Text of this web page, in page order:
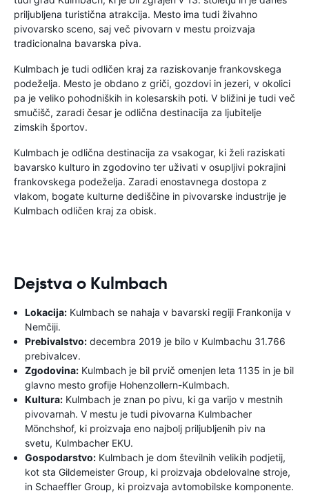
priljubljena turistična atrakcija. Mesto ima tudi živahno
pivovarsko sceno, saj več pivovarn v mestu proizvaja
tradicionalna bavarska piva.
Kulmbach je tudi odličen kraj za raziskovanje frankovskega
podeželja. Mesto je obdano z griči, gozdovi in ​​jezeri, v okolici
pa je veliko pohodniških in kolesarskih poti. V bližini je tudi več
smučišč, zaradi česar je odlična destinacija za ljubitelje
zimskih športov.
Kulmbach je odlična destinacija za vsakogar, ki želi raziskati
bavarsko kulturo in zgodovino ter uživati ​​v osupljivi pokrajini
frankovskega podeželja. Zaradi enostavnega dostopa z
vlakom, bogate kulturne dediščine in pivovarske industrije je
Kulmbach odličen kraj za obisk.
Dejstva o Kulmbach
Lokacija: Kulmbach se nahaja v bavarski regiji Frankonija v
Nemčiji.
Prebivalstvo: decembra 2019 je bilo v Kulmbachu 31.766
prebivalcev.
Zgodovina: Kulmbach je bil prvič omenjen leta 1135 in je bil
glavno mesto grofije Hohenzollern-Kulmbach.
Kultura: Kulmbach je znan po pivu, ki ga varijo v mestnih
pivovarnah. V mestu je tudi pivovarna Kulmbacher
Mönchshof, ki proizvaja eno najbolj priljubljenih piv na
svetu, Kulmbacher EKU.
Gospodarstvo: Kulmbach je dom številnih velikih podjetij,
kot sta Gildemeister Group, ki proizvaja obdelovalne stroje,
in Schaeffler Group, ki proizvaja avtomobilske komponente.